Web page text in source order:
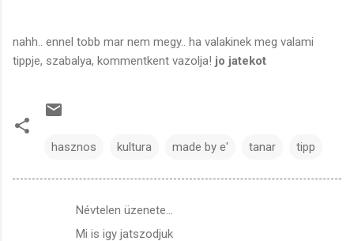
nahh.. ennel tobb mar nem megy.. ha valakinek meg valami
tippje, szabalya, kommentkent vazolja! jo jatekot
hasznos kultura made by e' tanar tipp
Névtelen üzenete…
Mi is igy jatszodjuk